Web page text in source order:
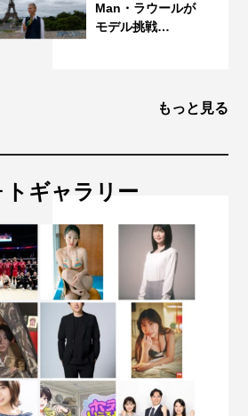
Man・ラウールが
モデル挑戦…
もっと見る
トギャラリー